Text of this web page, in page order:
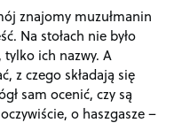
znajomy muzułmanin
Na stołach nie było
ich nazwy. A
z czego składają się
sam ocenić, czy są
o haszgasze –